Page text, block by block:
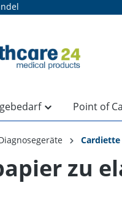
springen
Point of
Cardiette
zu